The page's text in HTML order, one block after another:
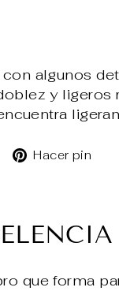
algunos
y ligeros
TuitearHacer pin
que forma